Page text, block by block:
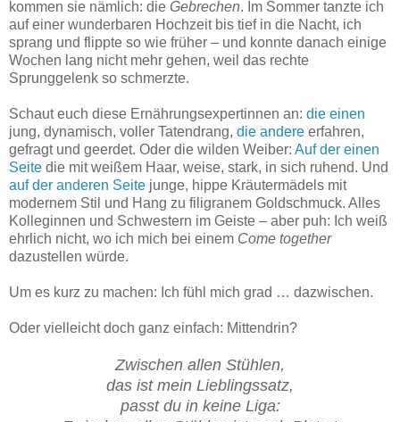
kommen sie nämlich: die Gebrechen. Im Sommer tanzte ich
auf einer wunderbaren Hochzeit bis tief in die Nacht, ich
sprang und flippte so wie früher – und konnte danach einige
Wochen lang nicht mehr gehen, weil das rechte
Sprunggelenk so schmerzte.
Schaut euch diese Ernährungsexpertinnen an: die einen
jung, dynamisch, voller Tatendrang, die andere erfahren,
gefragt und geerdet. Oder die wilden Weiber: Auf der einen
Seite die mit weißem Haar, weise, stark, in sich ruhend. Und
auf der anderen Seite junge, hippe Kräutermädels mit
modernem Stil und Hang zu filigranem Goldschmuck. Alles
Kolleginnen und Schwestern im Geiste – aber puh: Ich weiß
ehrlich nicht, wo ich mich bei einem Come together
dazustellen würde.
Um es kurz zu machen: Ich fühl mich grad … dazwischen.
Oder vielleicht doch ganz einfach: Mittendrin?
Zwischen allen Stühlen,
das ist mein Lieblingssatz,
passt du in keine Liga: